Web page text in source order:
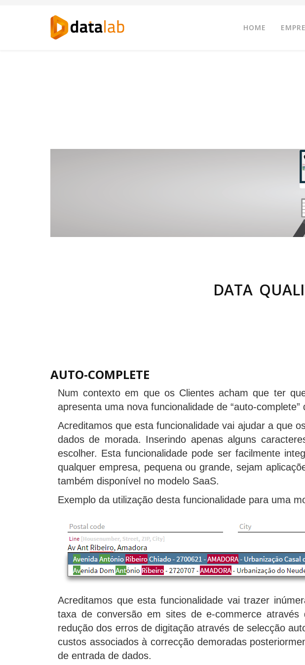
HOME
DATA
AUTO-COMPLETE
Num contexto em que os Clientes acham que ter
apresenta uma nova funcionalidade de “auto-
Acreditamos que esta funcionalidade vai ajudar a que
dados de morada. Inserindo apenas alguns
escolher. Esta funcionalidade pode ser facilmente
qualquer empresa, pequena ou grande, sejam
também disponível no modelo SaaS.
Exemplo da utilização desta funcionalidade para uma
Acreditamos que esta funcionalidade vai trazer
taxa de conversão em sites de e-commerce
redução dos erros de digitação através de selecção
custos associados à correcção demoradas
de entrada de dados.